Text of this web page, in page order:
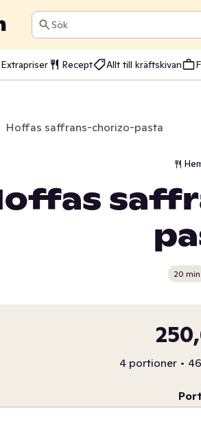
Sök
Extrapriser Recept Allt till kräftskivan
Hoffas saffrans-chorizo-pasta
20 min
4 portioner •